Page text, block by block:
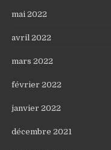
mai 2022
avril 2022
mars 2022
février 2022
janvier 2022
décembre 2021